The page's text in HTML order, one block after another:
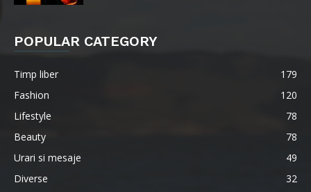
POPULAR CATEGORY
Timp liber
179
Fashion
120
Lifestyle
78
Beauty
78
Urari si mesaje
49
Diverse
32